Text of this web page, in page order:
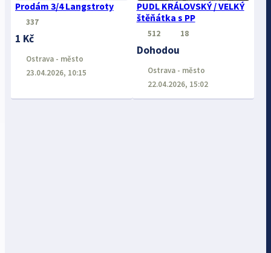
Prodám 3/4 Langstroty
337
1 Kč
Ostrava - město
23.04.2026, 10:15
PUDL KRÁLOVSKÝ / VELKÝ
štěňátka s PP
512 18
Dohodou
Ostrava - město
22.04.2026, 15:02